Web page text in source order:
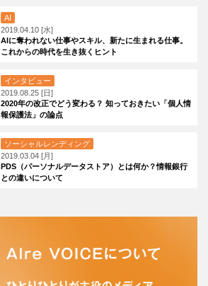
AI
2019.04.10 [水]
AIに奪われない仕事やスキル、新たに生まれる仕事。
これからの時代を生き抜くヒント
インタビュー
2019.08.25 [日]
2020年の改正でどう変わる？ 知っておきたい「個人情
報保護法」の論点
ソーシャルレンディング
2019.03.04 [月]
PDS（パーソナルデータストア）とは何か？情報銀行
との違いについて